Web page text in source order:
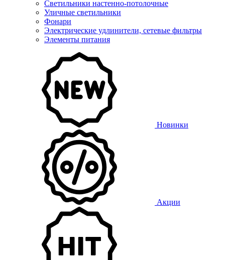
Светильники настенно-потолочные
Уличные светильники
Фонари
Электрические удлинители, сетевые фильтры
Элементы питания
Новинки
Акции